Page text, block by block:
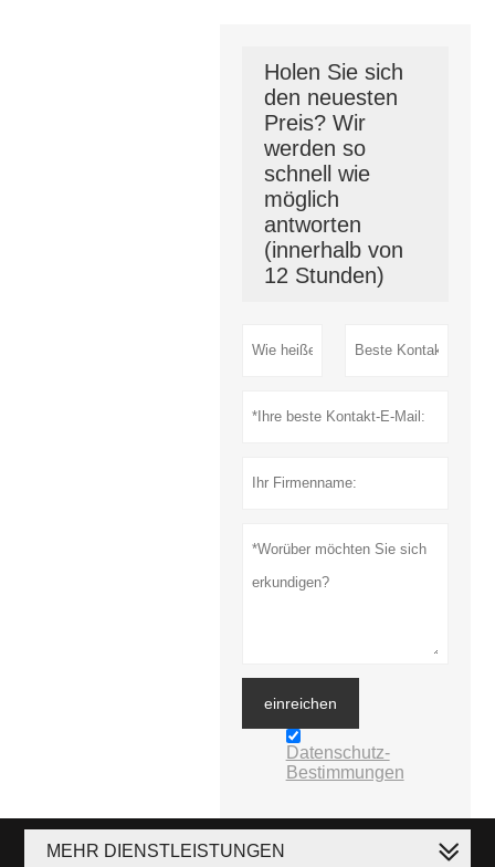
Holen Sie sich
den neuesten
Preis? Wir
werden so
schnell wie
möglich
antworten
(innerhalb von
12 Stunden)
einreichen
Datenschutz-
Bestimmungen
MEHR DIENSTLEISTUNGEN